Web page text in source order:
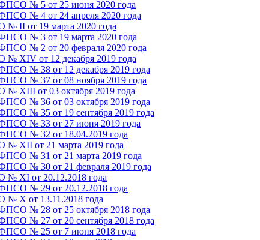
ФПСО № 5 от 25 июня 2020 года
№ 4 от 24 апреля 2020 года
№ II от 19 марта 2020 года
№ 3 от 19 марта 2020 года
№ 2 от 20 февраля 2020 года
№ XIV от 12 декабря 2019 года
№ 38 от 12 декабря 2019 года
№ 37 от 08 ноября 2019 года
№ XIII от 03 октября 2019 года
№ 36 от 03 октября 2019 года
№ 35 от 19 сентября 2019 года
ФПСО № 33 от 27 июня 2019 года
№ 32 от 18.04.2019 года
№ XII от 21 марта 2019 года
№ 31 от 21 марта 2019 года
№ 30 от 21 февраля 2019 года
№ XI от 20.12.2018 года
№ 29 от 20.12.2018 года
№ X от 13.11.2018 года
№ 28 от 25 октября 2018 года
№ 27 от 20 сентября 2018 года
ФПСО № 25 от 7 июня 2018 года